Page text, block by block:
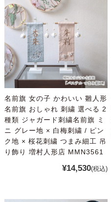
名前旗 女の子 かわいい 雛人形
名前旗 おしゃれ 刺繍 選べる 2
種類 ジャガード刺繍名前旗 ミ
ニ グレー地 × 白梅刺繍 / ピン
ク地 × 桜花刺繍 つまみ細工 吊
り飾り 増村人形店 MMN3561
¥14,530(税込)